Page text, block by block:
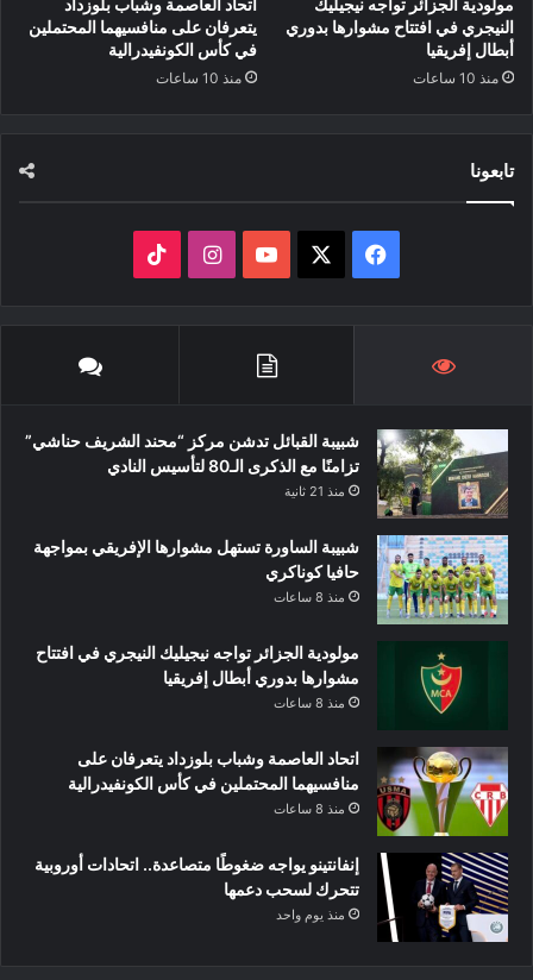
مولودية الجزائر تواجه نيجيليك
النيجري في افتتاح مشوارها بدوري
أبطال إفريقيا
منذ 10 ساعات
اتحاد العاصمة وشباب بلوزداد
يتعرفان على منافسيهما المحتملين
في كأس الكونفيدرالية
منذ 10 ساعات
تابعونا
فيسبوك ‫YouTubeانستقرام
شبيبة القبائل تدشن مركز “محند الشريف حناشي”
تزامنًا مع الذكرى الـ80 لتأسيس النادي
منذ 21 ثانية
شبيبة الساورة تستهل مشوارها الإفريقي بمواجهة
حافيا كوناكري
منذ 8 ساعات
مولودية الجزائر تواجه نيجيليك النيجري في افتتاح
مشوارها بدوري أبطال إفريقيا
منذ 8 ساعات
اتحاد العاصمة وشباب بلوزداد يتعرفان على
منافسيهما المحتملين في كأس الكونفيدرالية
منذ 8 ساعات
إنفانتينو يواجه ضغوطًا متصاعدة.. اتحادات أوروبية
تتحرك لسحب دعمها
منذ يوم واحد